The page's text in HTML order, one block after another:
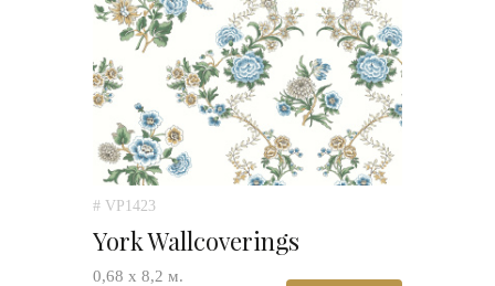
# VP1423
York Wallcoverings
0,68 х 8,2 м.